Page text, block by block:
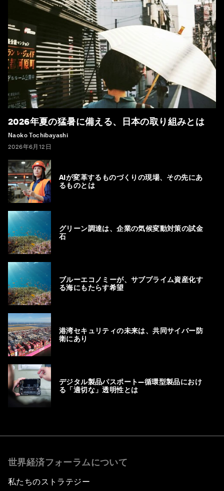
2026年夏の猛暑に備える、日本の取り組みとは
Naoko Tochibayashi
2026年6月12日
AIが変革するものづくりの現場、その先にあ
るものとは
グリーン調達は、企業の気候変動対策の試金
石
ブルーエコノミーが、サブプライム資産化す
る海にもたらす希望
港湾セキュリティの未来は、共同サイバー防
衛にあり
デジタル製品パスポート―循環型製品におけ
る「適切な」透明性とは
世界経済フォーラムについて
私たちのストラテジー